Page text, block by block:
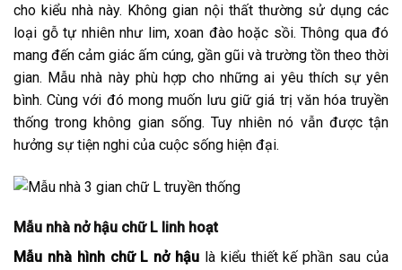
cho kiểu nhà này. Không gian nội thất thường sử dụng các
loại gỗ tự nhiên như lim, xoan đào hoặc sồi. Thông qua đó
mang đến cảm giác ấm cúng, gần gũi và trường tồn theo thời
gian. Mẫu nhà này phù hợp cho những ai yêu thích sự yên
bình. Cùng với đó mong muốn lưu giữ giá trị văn hóa truyền
thống trong không gian sống. Tuy nhiên nó vẫn được tận
hưởng sự tiện nghi của cuộc sống hiện đại.
Mẫu nhà nở hậu chữ L linh hoạt
Mẫu nhà hình chữ L nở hậu là kiểu thiết kế phần sau của